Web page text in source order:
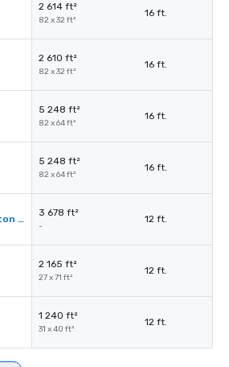
2 614 ft²
82 x 32 ft²
16 ft.
2 610 ft²
82 x 32 ft²
16 ft.
5 248 ft²
82 x 64 ft²
16 ft.
5 248 ft²
82 x 64 ft²
16 ft.
The Ritz-Carlton Pre-Function
3 678 ft²
-
12 ft.
2 165 ft²
27 x 71 ft²
12 ft.
1 240 ft²
31 x 40 ft²
12 ft.